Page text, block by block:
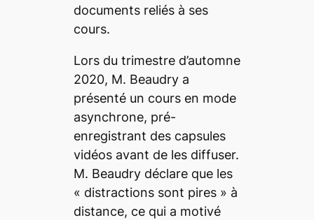
documents reliés à ses
cours.
Lors du trimestre d’automne
2020, M. Beaudry a
présenté un cours en mode
asynchrone, pré-
enregistrant des capsules
vidéos avant de les diffuser.
M. Beaudry déclare que les
« distractions sont pires » à
distance, ce qui a motivé